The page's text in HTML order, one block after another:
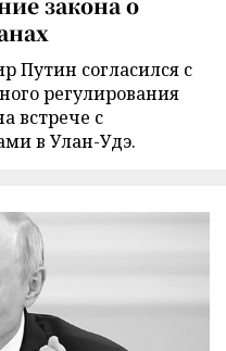
Путин согласился с
регулирования
встрече с
в Улан-Удэ.